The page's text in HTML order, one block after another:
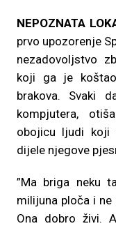
NEPOZNATA
prvo upozorenje
nezadovoljstvo
koji ga je
brakova. Svaki
kompjutera,
obojicu ljudi koji
dijele njegove
”Ma briga neku
milijuna ploča i
Ona dobro živi.